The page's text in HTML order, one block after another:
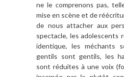
ne le comprenons pas,
mise en scène et de
de nous attacher aux
spectacle, les adolescents
identique, les méchants
gentils sont gentils, les
sont réduites à une voix